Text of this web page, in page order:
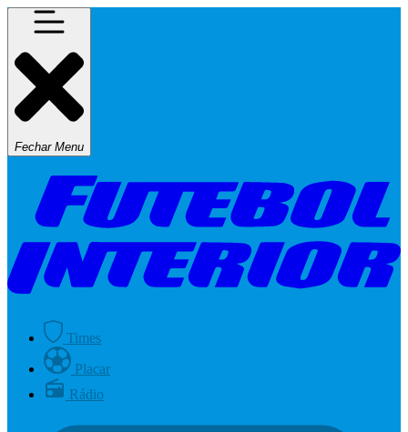
Fechar Menu
Times
Placar
Rádio